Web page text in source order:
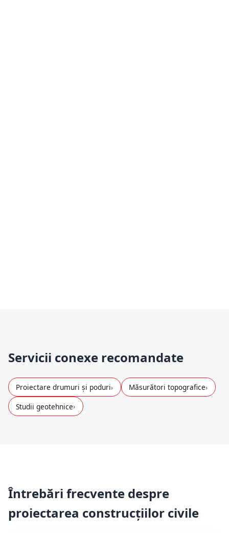
Servicii conexe recomandate
Proiectare drumuri și poduri
Măsurători topografice
Studii geotehnice
Întrebări frecvente despre
proiectarea construcțiilor civile